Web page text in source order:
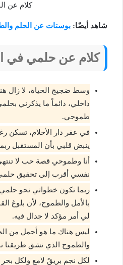
كلام عن
شاهد أيضًا: بوستات عن الحلم
كلام عن حلمي في
وسط ضجيج الحياة، لا زال
داخلي، دائماً ما يذكرني
طموحي.
في عقر دار الأحلام، تسكن
ينبض قلبي بأن المستقبل
أنا وطموحي قصة حب لا
نفسي أقرب إلى تحقيق
ربما تكون خطواتي نحو حلمي
بالأمل والطموح، لأن بلوغ
لي أمر مؤكد لا جدال فيه.
ليس هناك ما هو أجمل من
والطموح الذي نشق طريقنا
لكل نجم بريقٌ لامع ولكل